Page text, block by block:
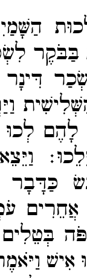
דִּינָר
לָהֶם
כַּדָּבָר
בְּטֵלִים
אִישׁ